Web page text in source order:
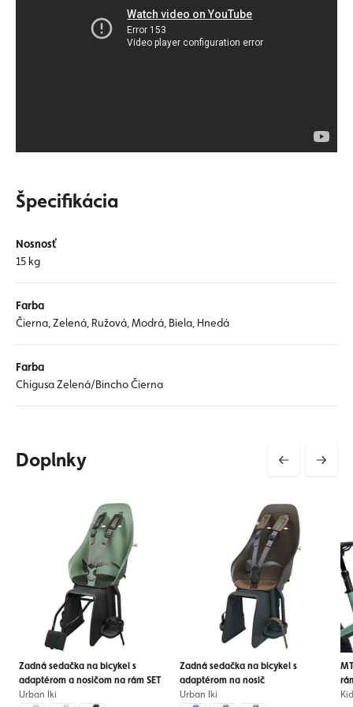
Špecifikácia
Nosnosť
15 kg
Farba
Čierna, Zelená, Ružová, Modrá, Biela, Hnedá
Farba
Chigusa Zelená/Bincho Čierna
Doplnky
Zadná sedačka na bicykel s
adaptérom a nosičom na rám SET
Urban Iki
Zadná sedačka na bicykel s
adaptérom na nosič
Urban Iki